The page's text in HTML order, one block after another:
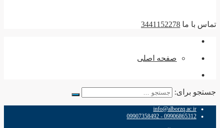
تماس با ما 3441152278
صفحه اصلی
جستجو برای:
info@alborzq.ac.ir
09906865312 - 09907358492